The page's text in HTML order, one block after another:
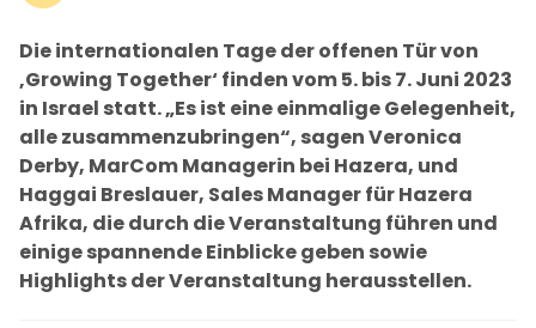
Die internationalen Tage der offenen Tür von
‚Growing Together‘ finden vom 5. bis 7. Juni 2023
in Israel statt. „Es ist eine einmalige Gelegenheit,
alle zusammenzubringen“, sagen Veronica
Derby, MarCom Managerin bei Hazera, und
Haggai Breslauer, Sales Manager für Hazera
Afrika, die durch die Veranstaltung führen und
einige spannende Einblicke geben sowie
Highlights der Veranstaltung herausstellen.